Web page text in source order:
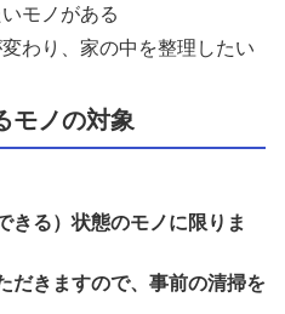
モノがある
わり、家の中を整理したい
モノの対象
きる）状態のモノに限りま
だきますので、事前の清掃を